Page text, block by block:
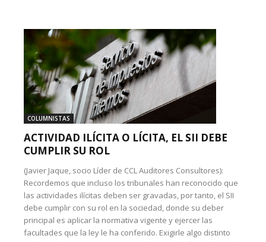
COLUMNISTAS
ACTIVIDAD ILÍCITA O LÍCITA, EL SII DEBE
CUMPLIR SU ROL
(Javier Jaque, socio Líder de CCL Auditores Consultores):
Recordemos que incluso los tribunales han reconocido que
las actividades ilícitas deben ser gravadas, por tanto, el SII
debe cumplir con su rol en la sociedad, donde su deber
principal es aplicar la normativa vigente y ejercer las
facultades que la ley le ha conferido. Exigirle algo distinto